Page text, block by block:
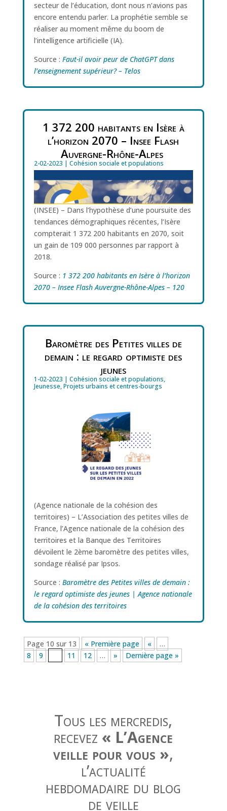
secteur de l’éducation, dont nous n’avions pas
encore entendu parler. La prophétie semble se
réaliser au moment même du boom de
l’intelligence artificielle (IA).
Source : Faut-il avoir peur de ChatGPT dans
l’enseignement supérieur? – Telos
1 372 200 habitants en Isère à
l’horizon 2070 – Insee Flash
Auvergne-Rhône-Alpes
2-02-2023 | Cohésion sociale et populations
(INSEE) – Dans l’hypothèse d’une poursuite des
tendances démographiques récentes, l’Isère
compterait 1 372 200 habitants en 2070, soit
un gain de 109 000 personnes par rapport à
2018.
Source : 1 372 200 habitants en Isère à l’horizon
2070 – Insee Flash Auvergne-Rhône-Alpes – 120
Baromètre des Petites villes de
demain : le regard optimiste des
jeunes
1-02-2023 | Cohésion sociale et populations,
Jeunesse,Projets urbains et centres-bourgs
(Agence nationale de la cohésion des
territoires) – L’Association des petites villes de
France, l’Agence nationale de la cohésion des
territoires et la Banque des Territoires
dévoilent le 2ème baromètre des petites villes,
sondage réalisé par Ipsos.
Source : Baromètre des Petites villes de demain :
le regard optimiste des jeunes | Agence nationale
de la cohésion des territoires
Page 10 sur 13 « Première page «
…
8
9 11 12 … » Dernière page »
Tous les mercredis,
recevez « L’Agence
veille pour vous »,
l’actualité
hebdomadaire du blog
de veille